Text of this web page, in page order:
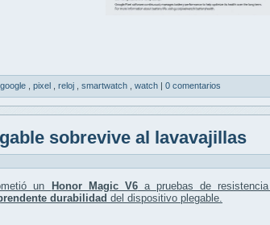
google pixel reloj smartwatch watch | 0 comentarios
sobrevive al lavavajillas
un Honor Magic V6a pruebas de
durabilidad del dispositivo plegable.